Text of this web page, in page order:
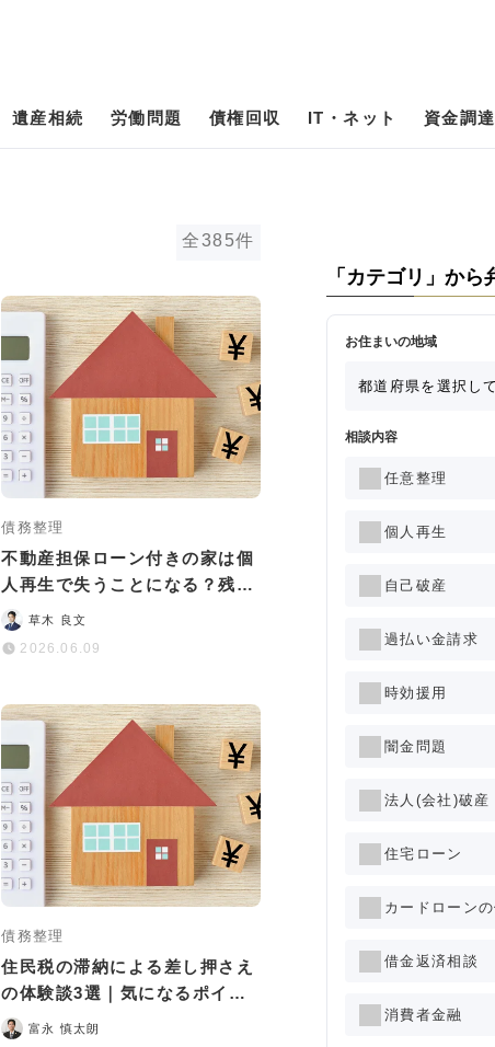
遺産相続 労働問題 債権回収 IT・ネット 資金調達
全385件
債務整理
不動産担保ローン付きの家は個
人再生で失うことになる？残す
ための選択肢は？
草木 良文
2026.06.09
債務整理
住民税の滞納による差し押さえ
の体験談3選｜気になるポイン
トや差し押さえの流れなど
富永 慎太朗
「カテゴリ」から
お住まいの地域
相談内容
任意整理
個人再生
自己破産
過払い金請求
時効援用
闇金問題
法人(会社)破産
住宅ローン
カードローン
借金返済相談
消費者金融